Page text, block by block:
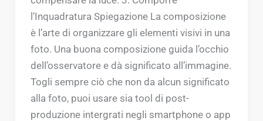
l’Inquadratura Spiegazione La composizione
è l’arte di organizzare gli elementi visivi in una
foto. Una buona composizione guida l’occhio
dell’osservatore e dà significato all’immagine.
Togli sempre ciò che non da alcun significato
alla foto, puoi usare sia tool di post-
produzione intergrati negli smartphone o app